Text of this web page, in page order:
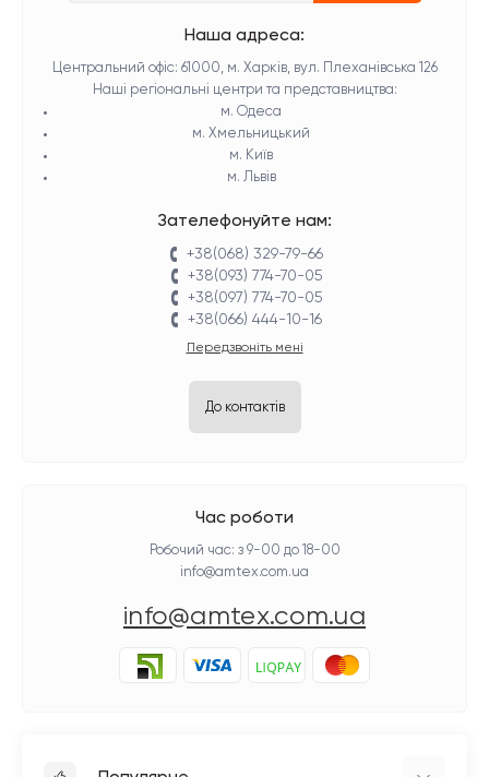
Наша адреса:
Центральний офіс: 61000, м. Харків, вул. Плеханівська 126
Наші регіональні центри та представництва:
м. Одеса
м. Хмельницький
м. Київ
м. Львів
Зателефонуйте нам:
+38(068) 329-79-66
+38(093) 774-70-05
+38(097) 774-70-05
+38(066) 444-10-16
Передзвоніть мені
До контактів
Час роботи
Робочий час: з 9-00 до 18-00
info@amtex.com.ua
info@amtex.com.ua